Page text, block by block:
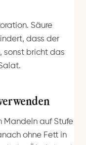
Säure
dass der
sonst bricht das
Mandeln auf Stufe
ohne Fett in